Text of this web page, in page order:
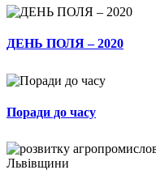
ДЕНЬ ПОЛЯ – 2020
Поради до часу